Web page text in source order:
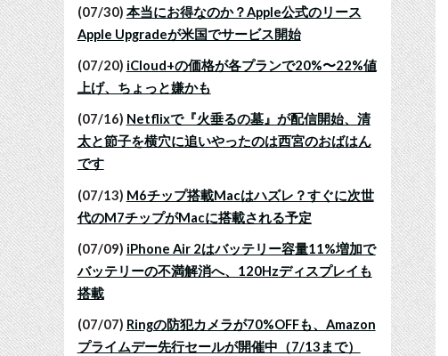
(07/30) 本当にお得なのか？Apple公式のリース
Apple Upgradeが米国でサービス開始
(07/20) iCloud+の価格が各プランで20%〜22%値
上げ、ちょっと嫌かも
(07/16) Netflixで『火垂るの墓』が配信開始、清
太と節子を横穴に追いやったのは西宮のおばはん
です
(07/13) M6チップ搭載Macはハズレ？すぐに次世
代のM7チップがMacに搭載される予定
(07/09) iPhone Air 2はバッテリー容量11%増加で
バッテリーの不満解消へ、120Hzディスプレイも
搭載
(07/07) Ringの防犯カメラが70%OFFも、Amazon
プライムデー先行セールが開催中（7/13まで）